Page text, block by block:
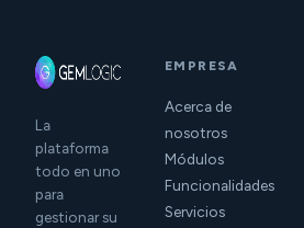
La
plataforma
todo en uno
para
gestionar su
EMPRESA
Acerca de
nosotros
Módulos
Funcionalidades
Servicios